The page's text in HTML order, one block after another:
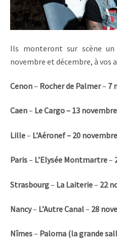
Ils monteront sur scène
novembre et décembre, à vos
Cenon– Rocher de Palmer– 7
Caen– Le Cargo – 13
Lille– L’Aéronef – 20
Paris– L’Elysée Montmartre–
Strasbourg– La Laiterie– 22
Nancy– L’Autre Canal– 28
Nîmes– Paloma (la grande